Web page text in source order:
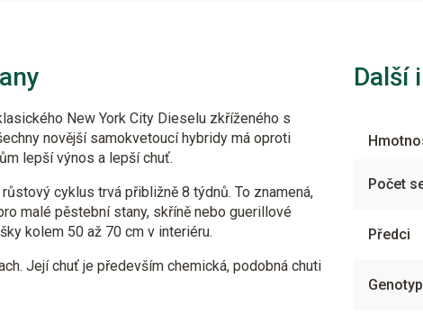
New York City Dieselu zkříženého s
novější samokvetoucí hybridy má oproti
lepší výnos a lepší chuť.
cyklus trvá přibližně 8 týdnů. To znamená,
malé pěstební stany, skříně nebo guerillové
kolem 50 až 70 cm v interiéru.
Její chuť je především chemická, podobná chuti
Další
Počet
Předci
Genotyp